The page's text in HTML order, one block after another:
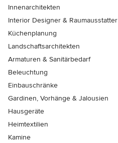
Innenarchitekten
Interior Designer & Raumausstatter
Küchenplanung
Landschaftsarchitekten
Armaturen & Sanitärbedarf
Beleuchtung
Einbauschränke
Gardinen, Vorhänge & Jalousien
Hausgeräte
Heimtextilien
Kamine